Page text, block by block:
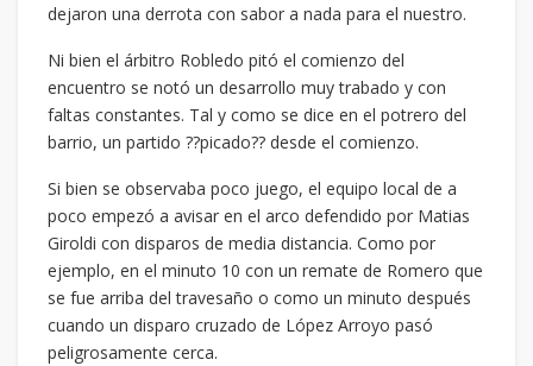
dejaron una derrota con sabor a nada para el nuestro.
Ni bien el árbitro Robledo pitó el comienzo del
encuentro se notó un desarrollo muy trabado y con
faltas constantes. Tal y como se dice en el potrero del
barrio, un partido ??picado?? desde el comienzo.
Si bien se observaba poco juego, el equipo local de a
poco empezó a avisar en el arco defendido por Matias
Giroldi con disparos de media distancia. Como por
ejemplo, en el minuto 10 con un remate de Romero que
se fue arriba del travesaño o como un minuto después
cuando un disparo cruzado de López Arroyo pasó
peligrosamente cerca.